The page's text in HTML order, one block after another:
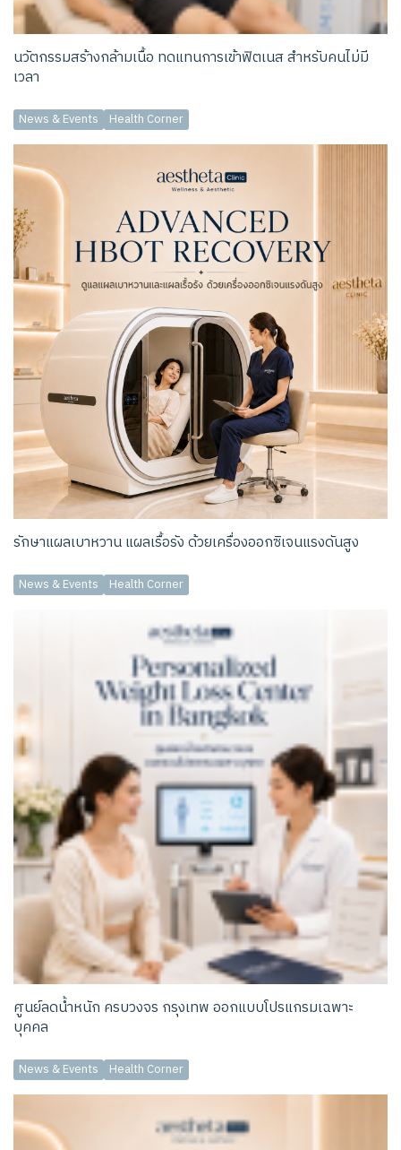
นวัตกรรมสร้างกล้ามเนื้อ ทดแทนการเข้าฟิตเนส สำหรับคนไม่มี
เวลา
News & Events Health Corner
รักษาแผลเบาหวาน แผลเรื้อรัง ด้วยเครื่องออกซิเจนแรงดันสูง
News & Events Health Corner
ศูนย์ลดน้ำหนัก ครบวงจร กรุงเทพ ออกแบบโปรแกรมเฉพาะ
บุคคล
News & Events Health Corner